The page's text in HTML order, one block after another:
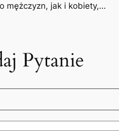
mężczyzn, jak i kobiety,…
Pytanie